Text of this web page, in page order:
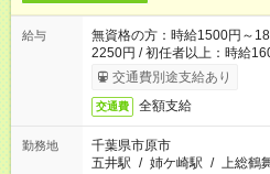
給与
無資格の方：時給1500円～
2250円 / 初任者以上：時給
交通費別途支給あり
交通費 全額支給
勤務地
千葉県市原市
五井駅 / 姉ケ崎駅 / 上総鶴